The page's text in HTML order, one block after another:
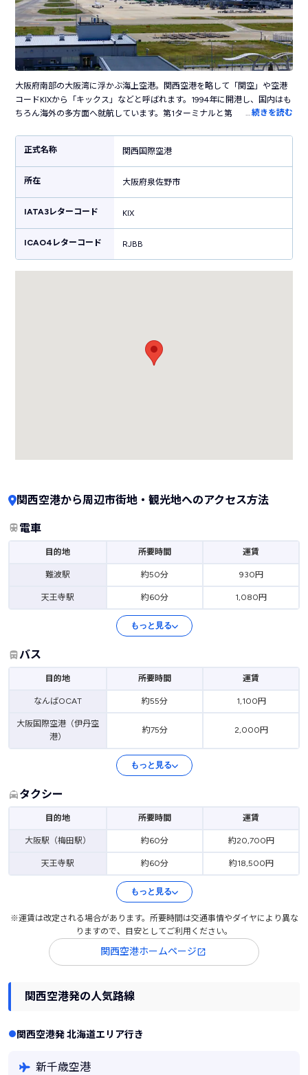
大阪府南部の大阪湾に浮かぶ海上空港。関西空港を略して「関空」や空港
コードKIXから「キックス」などと呼ばれます。1994年に開港し、国内はも
ちろん海外の多方面へ就航しています。第1ターミナルと第2ターミナルで
た建築家レンゾ・ピアノの設計。大阪の中心から電車で1本でアクセスも良
く、西日本を代表する空港として活躍しています。空港内にはたこ焼きや
お好み焼きなど大阪グルメのお店がたくさん立ち並び、ブランド店やお土
産ショップもあるので飛行機利用客ではなくても1日中楽しめる空港です。
…続きを読む
正式名称 関西国際空港
所在 大阪府泉佐野市
IATA3レターコード KIX
ICAO4レターコード RJBB
関西空港から周辺市街地・観光地へのアクセス方法
電車
目的地 所要時間 運賃
難波駅 約50分 930円
天王寺駅 約60分 1,080円
もっと見る
バス
目的地 所要時間 運賃
なんばOCAT 約55分 1,100円
大阪国際空港（伊丹空
港）
約75分 2,000円
もっと見る
タクシー
目的地 所要時間 運賃
大阪駅（梅田駅） 約60分 約20,700円
天王寺駅 約60分 約18,500円
もっと見る
※運賃は改定される場合があります。所要時間は交通事情やダイヤにより異な
りますので、目安としてご利用ください。
関西空港ホームページ
関西空港発の人気路線
関西空港発 北海道エリア行き
新千歳空港